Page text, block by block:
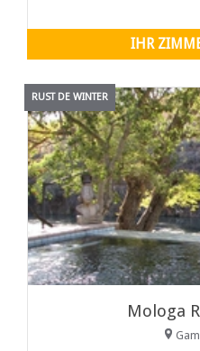
und einem erholsamen
IHR
RUST DE WINTER
Mologa